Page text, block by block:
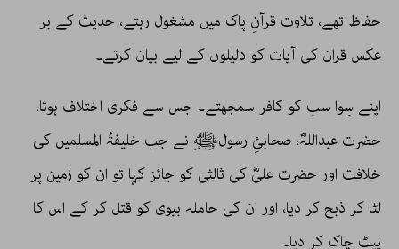
حفاظ تھے، تلاوت قرآنِ پاک میں مشغول رہتے، حدیث کے بر
عکس قران کی آیات کو دلیلوں کے لیے بیان کرتے۔
اپنے سِوا سب کو کافر سمجھتے۔ جس سے فکری اختلاف ہوتا،
حضرت عبداللہؓ، صحابئِ رسولﷺ نے جب خلیفۃُ المسلمیں کی
خلافت اور حضرت علیؓ کی ثالثی کو جائز کہا تو ان کو زمین پر
لٹا کر ذبح کر دیا، اور ان کی حاملہ بیوی کو قتل کر کے اس کا
پیٹ چاک کر دیا۔